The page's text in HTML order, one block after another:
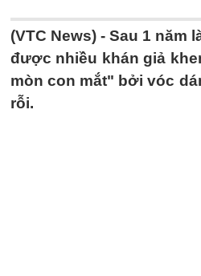
(VTC News) - Sau 1 năm
được nhiều khán giả
mòn con mắt" bởi vóc
rỗi.